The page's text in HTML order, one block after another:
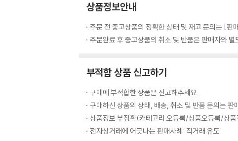
상품정보안내
주문 전 중고상품의 정확한 상태 및 재고 문의는 [판
주문완료 후 중고상품의 취소 및 반품은 판매자와
부적합 상품 신고하기
구매에 부적합한 상품은 신고해주세요.
구매하신 상품의 상태, 배송, 취소 및 반품 문의는 판
상품정보 부정확(카테고리 오등록/상품오등록/상
전자상거래에 어긋나는 판매사례: 직거래 유도